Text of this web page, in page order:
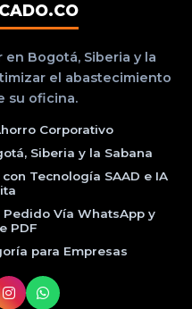
Bogotá, Siberia y la
el abastecimiento
su oficina.
Corporativo
Siberia y la Sabana
Tecnología SAAD e IA
Vía WhatsApp y
PDF
para Empresas